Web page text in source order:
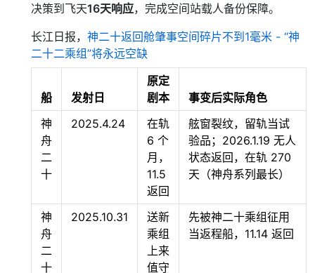
决策到飞天16天响应，完成空间站载人备份保障。
长江日报， 神二十返回舱肇事空间碎片不到1毫米 - “神
二十二乘组”将永远空缺
船 发射日
原定
剧本
事变后实际角色
神
舟
二
十​
2025.4.24
在轨
6 个
月，
11.5
返回
舷窗裂纹，留轨当试
验品；2026.1.19 无人
状态返回，在轨 270
天（神舟系列最长）
神
舟
二
十
2025.10.31
送新
乘组
上来
值守
先被神二十乘组征用
当返程船，11.14 返回